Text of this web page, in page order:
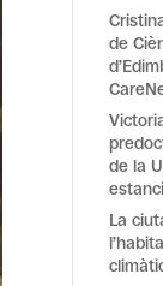
de
de la
La